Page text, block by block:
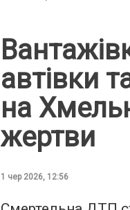
автівки
на
жертви
1 чер 2026, 12:56